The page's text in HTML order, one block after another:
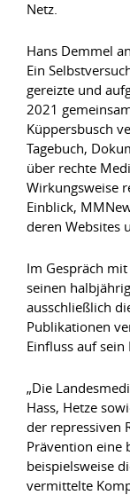
Netz.
Hans Demmel
Ein
gereizte und
2021
Küppersbusch
Tagebuch,
über rechte
Wirkungsweise
Einblick,
deren Websites
Im Gespräch
seinen
ausschließlich
Publikationen
Einfluss auf
„Die
Hass, Hetze
der repressiven
Prävention eine
beispielsweise
vermittelte